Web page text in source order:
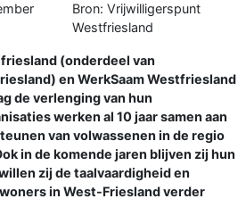
Bron: Vrijwilligerspunt
Westfriesland
(onderdeel van
en WerkSaam Westfriesland
de verlenging van hun
werken al 10 jaar samen aan
van volwassenen in de regio
in de komende jaren blijven zij hun
zij de taalvaardigheid en
in West-Friesland verder